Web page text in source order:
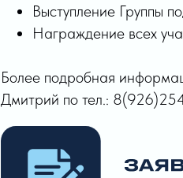
Выступление Группы
Награждение всех
Более подробная
Дмитрий по тел.: